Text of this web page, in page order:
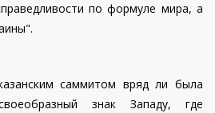
по формуле мира, а
саммитом вряд ли была
знак Западу, где